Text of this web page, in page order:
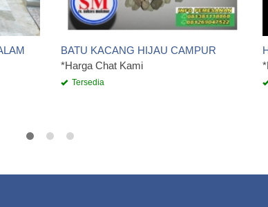
BATU KACANG HIJAU CAMPUR
*Harga Chat Kami
Tersedia